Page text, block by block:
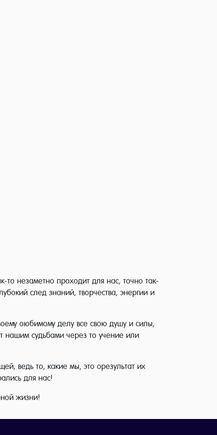
то незаметно проходит для нас, точно так-
след знаний, творчества, энергии и
оюбимому делу все свою душу и силы,
нашим судьбами через то учение или
ведь то, какие мы, это орезультат их
для нас!
жизни!